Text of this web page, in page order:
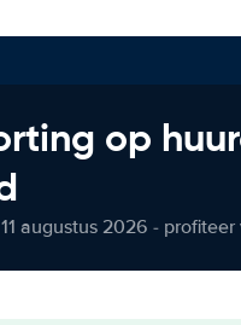
op
augustus 2026 -